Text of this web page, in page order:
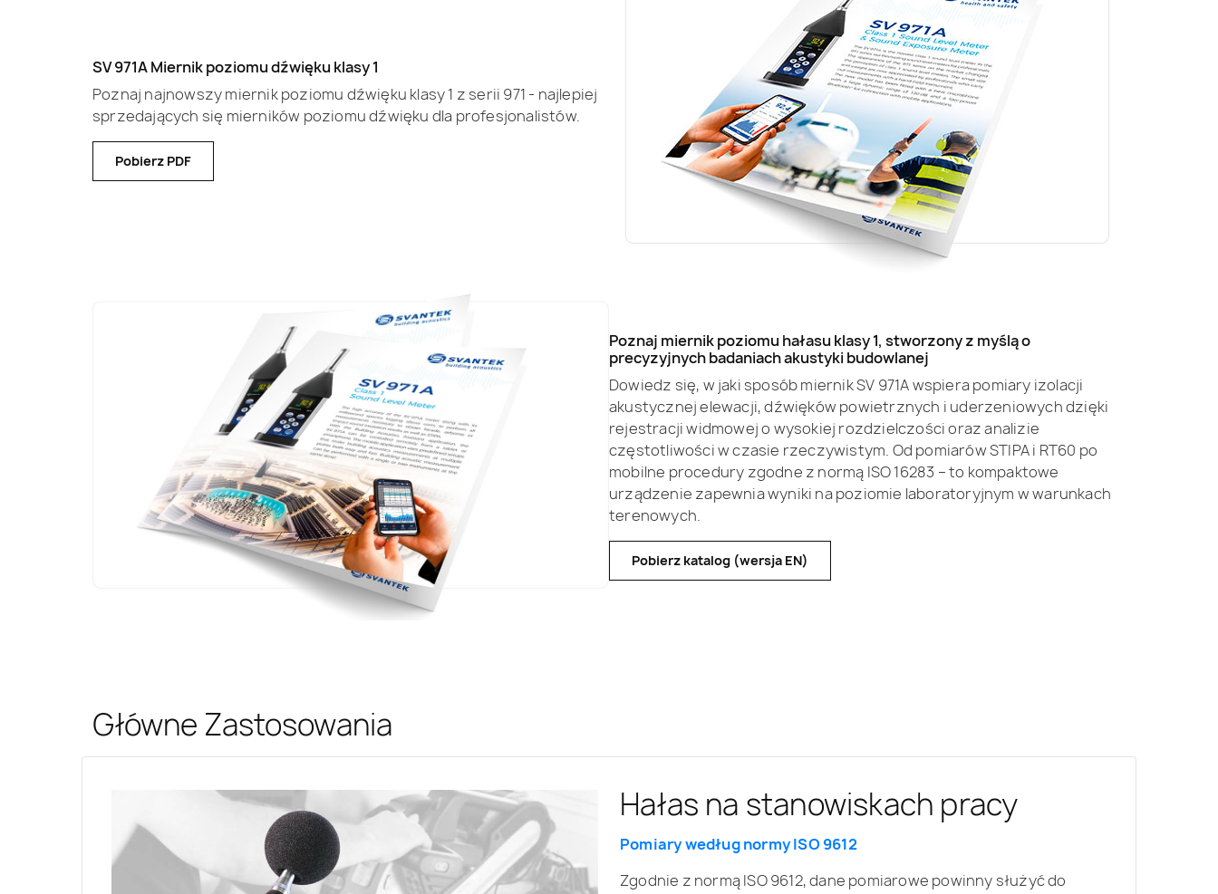
SV 971A Miernik poziomu dźwięku klasy 1
Poznaj najnowszy miernik poziomu dźwięku klasy 1 z serii 971 - najlepiej
sprzedających się mierników poziomu dźwięku dla profesjonalistów.
Pobierz PDF
Poznaj miernik poziomu hałasu klasy 1, stworzony z myślą o
precyzyjnych badaniach akustyki budowlanej
Dowiedz się, w jaki sposób miernik SV 971A wspiera pomiary izolacji
akustycznej elewacji, dźwięków powietrznych i uderzeniowych dzięki
rejestracji widmowej o wysokiej rozdzielczości oraz analizie
częstotliwości w czasie rzeczywistym. Od pomiarów STIPA i RT60 po
mobilne procedury zgodne z normą ISO 16283 – to kompaktowe
urządzenie zapewnia wyniki na poziomie laboratoryjnym w warunkach
terenowych.
Pobierz katalog (wersja EN)
Główne Zastosowania
Hałas na stanowiskach pracy
Pomiary według normy ISO 9612
Zgodnie z normą ISO 9612, dane pomiarowe powinny służyć do
Akustyka budowlana
Pomiary zrozumiałości mowy
STIPA